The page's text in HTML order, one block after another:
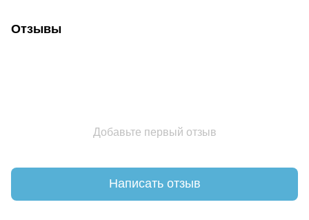
Отзывы
Добавьте первый отзыв
Написать отзыв